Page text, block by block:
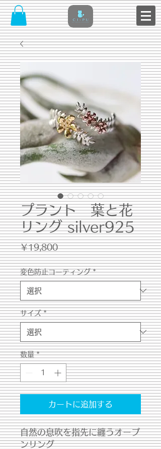
プラント 葉と花
リング silver925
￥19,800価
格
変色防止コーティング *
サイズ *
数量 *
カートに追加する
自然の息吹を指先に纏うオープ
ンリング